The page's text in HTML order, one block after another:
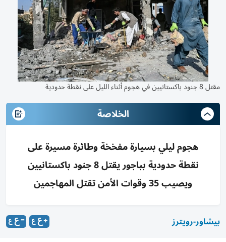
مقتل 8 جنود باكستانيين في هجوم أثناء الليل على نقطة حدودية
الخلاصة
هجوم ليلي بسيارة مفخخة وطائرة مسيرة على
نقطة حدودية بباجور يقتل 8 جنود باكستانيين
ويصيب 35 وقوات الأمن تقتل المهاجمين
بيشاور-رويترز